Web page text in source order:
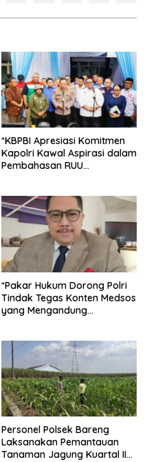
*KBPBI Apresiasi Komitmen
Kapolri Kawal Aspirasi dalam
Pembahasan RUU
*Pakar Hukum Dorong Polri
Tindak Tegas Konten Medsos
yang Mengandung
Personel Polsek Bareng
Laksanakan Pemantauan
Tanaman Jagung Kuartal II